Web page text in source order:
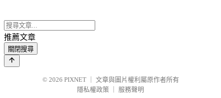
推薦文章
關閉搜尋
© 2026 PIXNET
文章與圖片權利屬原作者所有
隱私權政策
服務聲明